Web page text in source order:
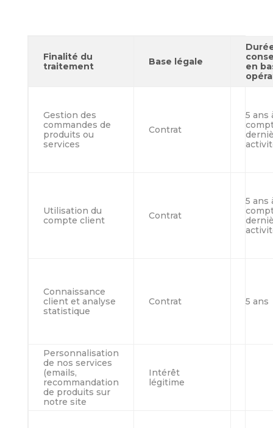
Finalité du
traitement
Base légale
en
Gestion des
commandes de
produits ou
services
Contrat
5 ans
Utilisation du
compte client
Contrat
5 ans
Connaissance
client et analyse
statistique
Contrat 5 ans
Personnalisation
de nos services
(emails,
recommandation
de produits sur
notre site
Intérêt
légitime